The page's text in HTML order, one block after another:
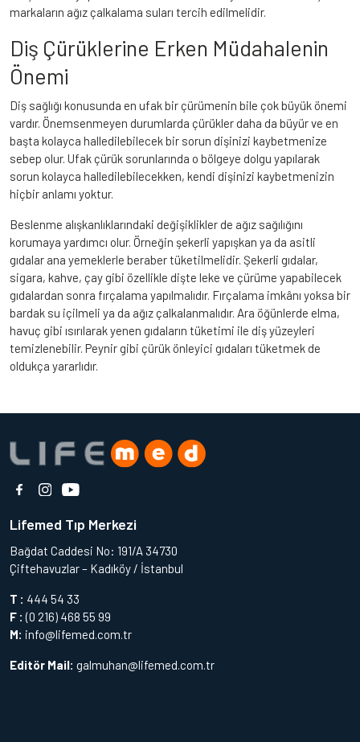
markaların ağız çalkalama suları tercih edilmelidir.
Diş Çürüklerine Erken Müdahalenin
Önemi
Diş sağlığı konusunda en ufak bir çürümenin bile çok büyük önemi
vardır. Önemsenmeyen durumlarda çürükler daha da büyür ve en
başta kolayca halledilebilecek bir sorun dişinizi kaybetmenize
sebep olur. Ufak çürük sorunlarında o bölgeye dolgu yapılarak
sorun kolayca halledilebilecekken, kendi dişinizi kaybetmenizin
hiçbir anlamı yoktur.
Beslenme alışkanlıklarındaki değişiklikler de ağız sağılığını
korumaya yardımcı olur. Örneğin şekerli yapışkan ya da asitli
gıdalar ana yemeklerle beraber tüketilmelidir. Şekerli gıdalar,
sigara, kahve, çay gibi özellikle dişte leke ve çürüme yapabilecek
gıdalardan sonra fırçalama yapılmalıdır. Fırçalama imkânı yoksa bir
bardak su içilmeli ya da ağız çalkalanmalıdır. Ara öğünlerde elma,
havuç gibi ısırılarak yenen gıdaların tüketimi ile diş yüzeyleri
temizlenebilir. Peynir gibi çürük önleyici gıdaları tüketmek de
oldukça yararlıdır.
Lifemed Tıp Merkezi
Bağdat Caddesi No: 191/A 34730
Çiftehavuzlar – Kadıköy / İstanbul
T : 444 54 33
F : (0 216) 468 55 99
M: info@lifemed.com.tr
Editör Mail: galmuhan@lifemed.com.tr